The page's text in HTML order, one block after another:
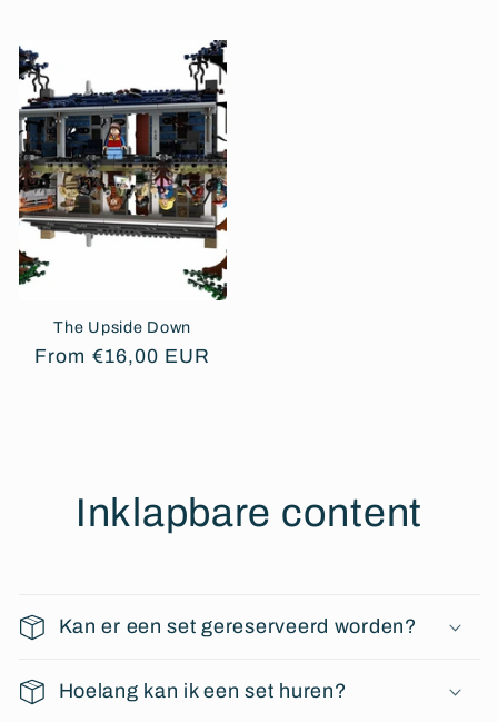
The Upside Down
Regular
From €16,00 EUR
Inklapbare content
Kan er een set gereserveerd worden?
Hoelang kan ik een set huren?